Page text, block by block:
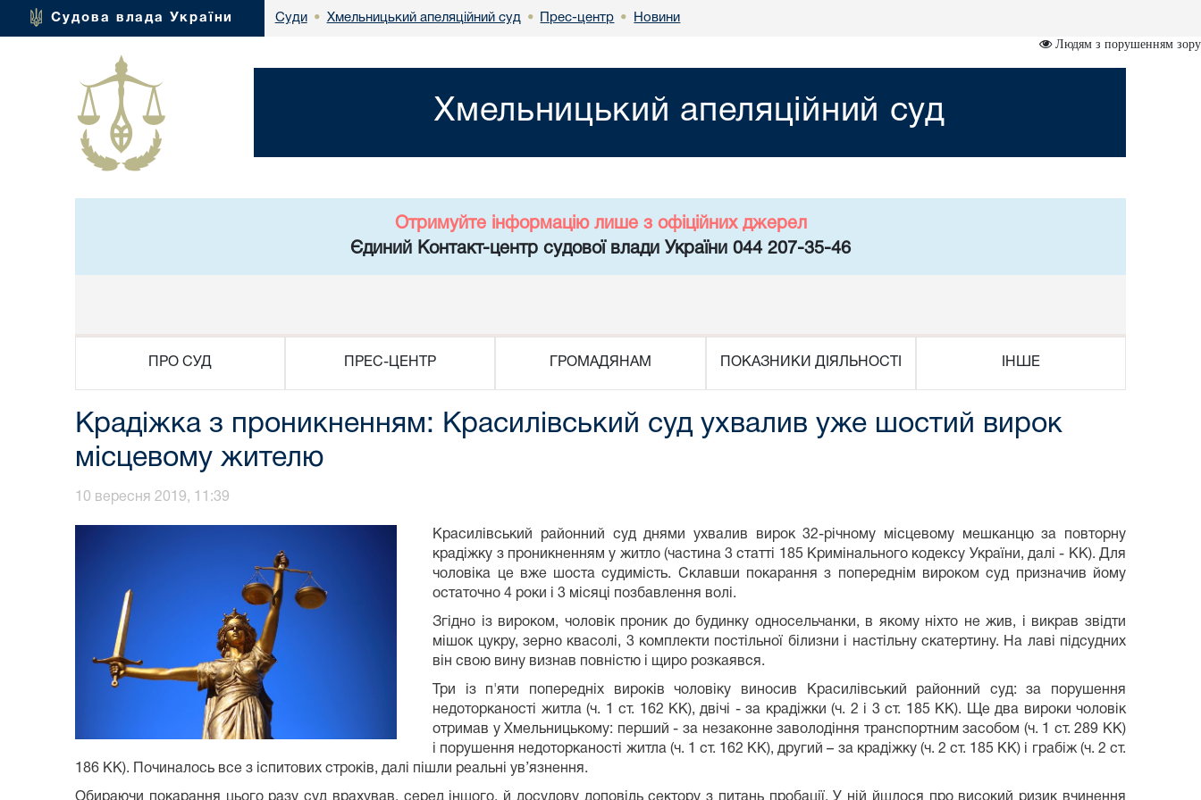
Судова влада України Суди • Хмельницький апеляційний суд • Прес-центр • Новини
Людям з порушенням зору
Хмельницький апеляційний суд
Отримуйте інформацію лише з офіційних джерел
Єдиний Контакт-центр судової влади України 044 207-35-46
ПРО СУД ПРЕС-ЦЕНТР ГРОМАДЯНАМ ПОКАЗНИКИ ДІЯЛЬНОСТІ ІНШЕ
Крадіжка з проникненням: Красилівський суд ухвалив уже шостий вирок
місцевому жителю
10 вересня 2019, 11:39
Красилівський районний суд днями ухвалив вирок 32-річному місцевому мешканцю за повторну
крадіжку з проникненням у житло (частина 3 статті 185 Кримінального кодексу України, далі - КК). Для
чоловіка це вже шоста судимість. Склавши покарання з попереднім вироком суд призначив йому
остаточно 4 роки і 3 місяці позбавлення волі.
Згідно із вироком, чоловік проник до будинку односельчанки, в якому ніхто не жив, і викрав звідти
мішок цукру, зерно квасолі, 3 комплекти постільної білизни і настільну скатертину. На лаві підсудних
він свою вину визнав повністю і щиро розкаявся.
Три із п'яти попередніх вироків чоловіку виносив Красилівський районний суд: за порушення
недоторканості житла (ч. 1 ст. 162 КК), двічі - за крадіжки (ч. 2 і 3 ст. 185 КК). Ще два вироки чоловік
отримав у Хмельницькому: перший - за незаконне заволодіння транспортним засобом (ч. 1 ст. 289 КК)
і порушення недоторканості житла (ч. 1 ст. 162 КК), другий – за крадіжку (ч. 2 ст. 185 КК) і грабіж (ч. 2 ст.
186 КК). Починалось все з іспитових строків, далі пішли реальні ув’язнення.
Обираючи покарання цього разу суд врахував, серед іншого, й досудову доповідь сектору з питань пробації. У ній йшлося про високий ризик вчинення